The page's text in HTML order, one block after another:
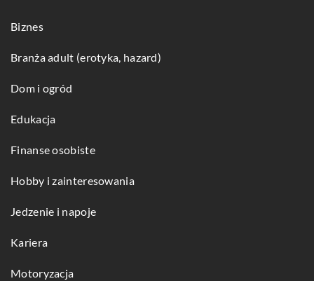
Biznes
Branża adult (erotyka, hazard)
Dom i ogród
Edukacja
Finanse osobiste
Hobby i zainteresowania
Jedzenie i napoje
Kariera
Motoryzacja